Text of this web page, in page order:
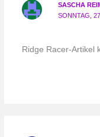
SASCHA
SONNTAG,
Ridge Racer-Artikel